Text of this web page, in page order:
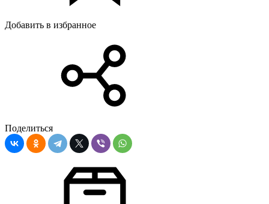
Добавить в избранное
Поделиться